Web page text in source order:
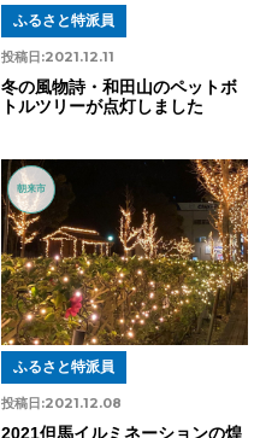
投稿日:2021.12.11
ふるさと特派員
冬の風物詩・和田山のペットボ
トルツリーが点灯しました
朝来市
投稿日:2021.12.08
ふるさと特派員
2021但馬イルミネーションの煌